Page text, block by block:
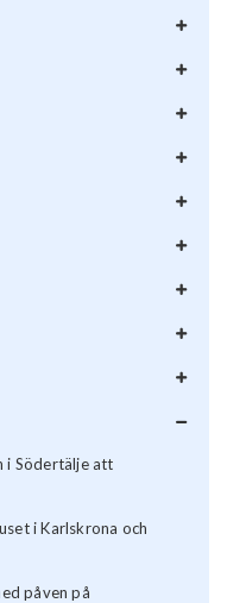
i Södertälje att
i Karlskrona och
påven på